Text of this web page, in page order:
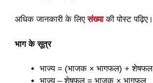
अधिक जानकारी के लिएसंख्याकी पोस्ट पढ़िए।
भाग के सूत्र
भाज्य = (भाजक × भागफल) + शेषफल
भाज्य – शेषफल = भाजक × भागफल